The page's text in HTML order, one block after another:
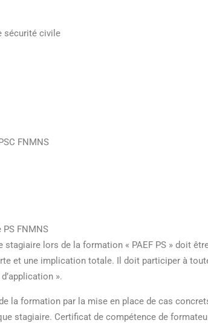
sécurité civile
FNMNS
FNMNS
lors de la formation « PAEF PS » doit
et une implication totale. Il doit participer à
».
la formation par la mise en place de cas
stagiaire. Certificat de compétence de